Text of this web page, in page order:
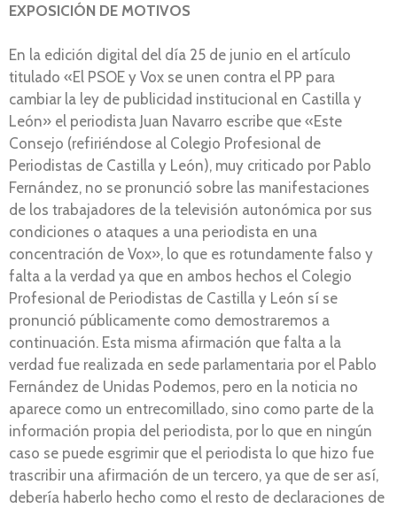
EXPOSICIÓN DE MOTIVOS
En la edición digital del día 25 de junio en el artículo
titulado «El PSOE y Vox se unen contra el PP para
cambiar la ley de publicidad institucional en Castilla y
León» el periodista Juan Navarro escribe que «Este
Consejo (refiriéndose al Colegio Profesional de
Periodistas de Castilla y León), muy criticado por Pablo
Fernández, no se pronunció sobre las manifestaciones
de los trabajadores de la televisión autonómica por sus
condiciones o ataques a una periodista en una
concentración de Vox», lo que es rotundamente falso y
falta a la verdad ya que en ambos hechos el Colegio
Profesional de Periodistas de Castilla y León sí se
pronunció públicamente como demostraremos a
continuación. Esta misma afirmación que falta a la
verdad fue realizada en sede parlamentaria por el Pablo
Fernández de Unidas Podemos, pero en la noticia no
aparece como un entrecomillado, sino como parte de la
información propia del periodista, por lo que en ningún
caso se puede esgrimir que el periodista lo que hizo fue
trascribir una afirmación de un tercero, ya que de ser así,
debería haberlo hecho como el resto de declaraciones de